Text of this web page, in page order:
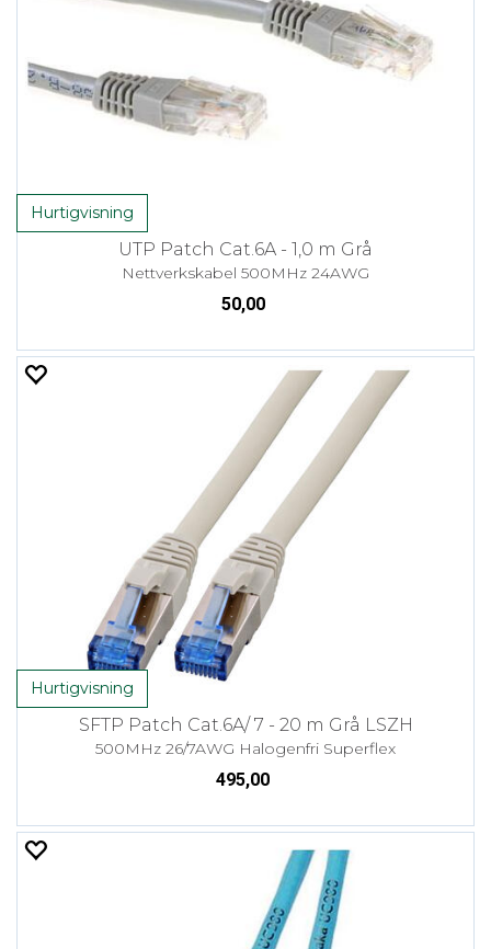
Hurtigvisning
UTP Patch Cat.6A - 1,0 m Grå
Nettverkskabel 500MHz 24AWG
50,00
Hurtigvisning
SFTP Patch Cat.6A/ 7 - 20 m Grå LSZH
500MHz 26/7AWG Halogenfri Superflex
495,00